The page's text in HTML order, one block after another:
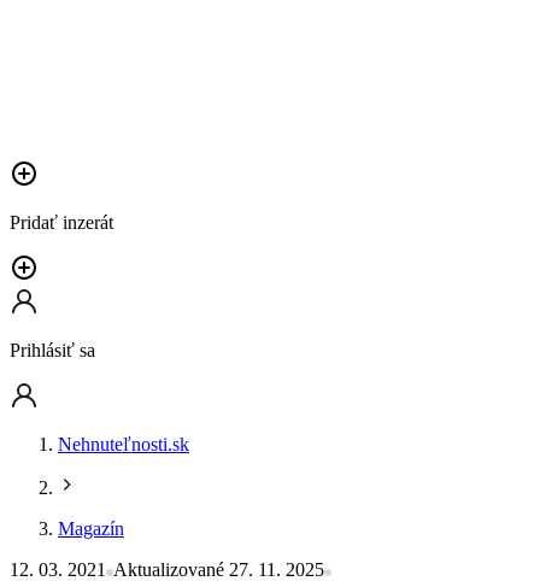
Pridať inzerát
Prihlásiť sa
Nehnuteľnosti.sk
Magazín
12. 03. 2021 Aktualizované 27. 11. 2025